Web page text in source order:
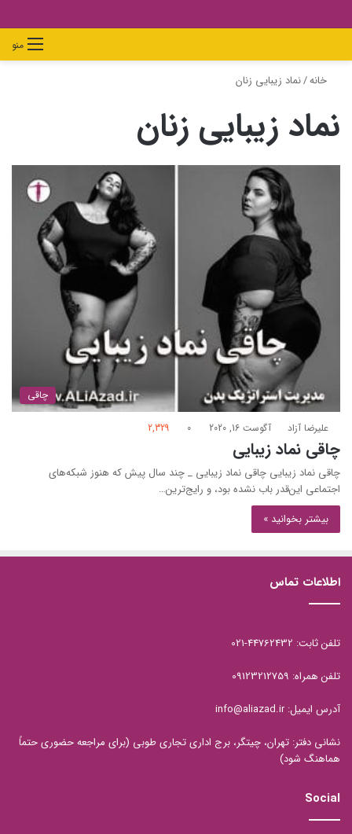
منوجستجو
برایپوسته
سبد
خانه/نماد زیبایی زنان
نماد زیبایی زنان
چاقی
علیرضا آزاد آگوست 16, 2020 0
2,329
چاقی نماد زیبایی
چاقی نماد زیبایی چاقی نماد زیبایی _ چند سال پیش که هنوز شبکه‌های
اجتماعی این‌قدر باب نشده بود، و رايج‌ترين…
بیشتر بخوانید »
اطلاعات تماس
تلفن ثابت: 44762432-021
تلفن همراه: 09123212759
آدرس ایمیل: info@aliazad.ir
نشانی دفتر: تهران، چیتگر، برج اداری تجاری طوبی (برای مراجعه حضوری حتماً
هماهنگ شود)
Social